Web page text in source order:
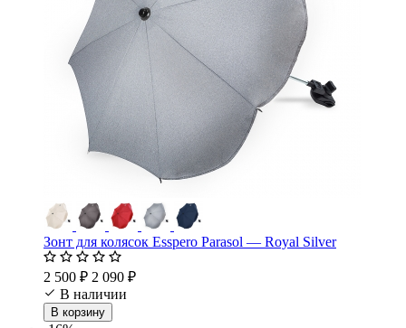
Зонт для колясок Esspero Parasol — Royal Silver
2 500 ₽ 2 090 ₽
В наличии
В корзину